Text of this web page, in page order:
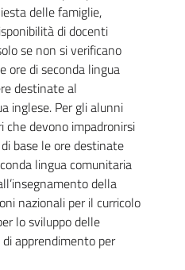
delle famiglie,
di docenti
se non si verificano
ore di seconda lingua
destinate al
inglese. Per gli alunni
che devono impadronirsi
base le ore destinate
lingua comunitaria
della
nazionali per il curricolo
lo sviluppo delle
apprendimento per